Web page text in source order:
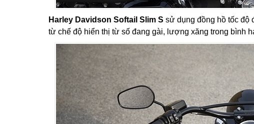
Harley Davidson Softail Slim S sử dụng đồng hồ tốc độ
từ chế độ hiển thị từ số đang gài, lượng xăng trong bình